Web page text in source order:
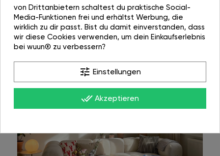
von Drittanbietern schaltest du praktische Social-
Media-Funktionen frei und erhältst Werbung, die
wirklich zu dir passt. Bist du damit einverstanden, dass
wir diese Cookies verwenden, um dein Einkaufserlebnis
bei wuun® zu verbessern?
tune Einstellungen
done_all Akzeptieren